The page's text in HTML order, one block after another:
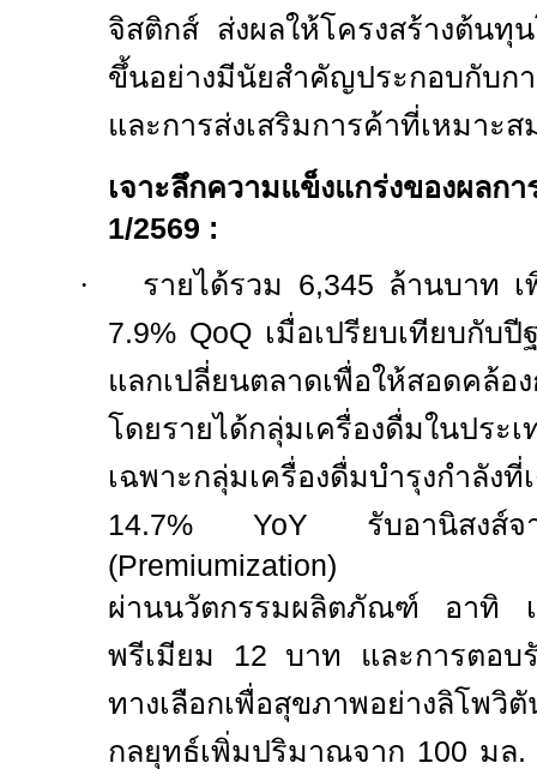
จิสติกส์ ส่งผลให้โครงสร้างต้นทุ
ขึ้นอย่างมีนัยสำคัญประกอบกับก
และการส่งเสริมการค้าที่เหมาะ
เจาะลึกความแข็งแกร่งของผลก
1/2569 :
·
รายได้รวม 6,345 ล้านบาท
7.9% QoQ เมื่อเปรียบเทียบกับ
แลกเปลี่ยนตลาดเพื่อให้สอดค
โดยรายได้กลุ่มเครื่องดื่มในประ
เฉพาะกลุ่มเครื่องดื่มบำรุงกำลังที่
14.7% YoY รับอานิสงส์จ
(Premiumization)
ผ่านนวัตกรรมผลิตภัณฑ์ อาทิ
พรีเมียม 12 บาท และการตอบ
ทางเลือกเพื่อสุขภาพอย่างลิโพ
กลยุทธ์เพิ่มปริมาณจาก 100 มล